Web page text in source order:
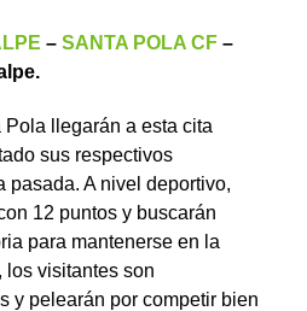
– SANTA POLA CF –
llegarán a esta cita
sus respectivos
pasada. A nivel deportivo,
12 puntos y buscarán
para mantenerse en la
los visitantes son
y pelearán por competir bien